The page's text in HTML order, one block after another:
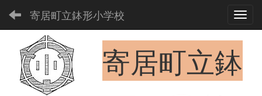
寄居町立鉢形小学校
寄居町立鉢